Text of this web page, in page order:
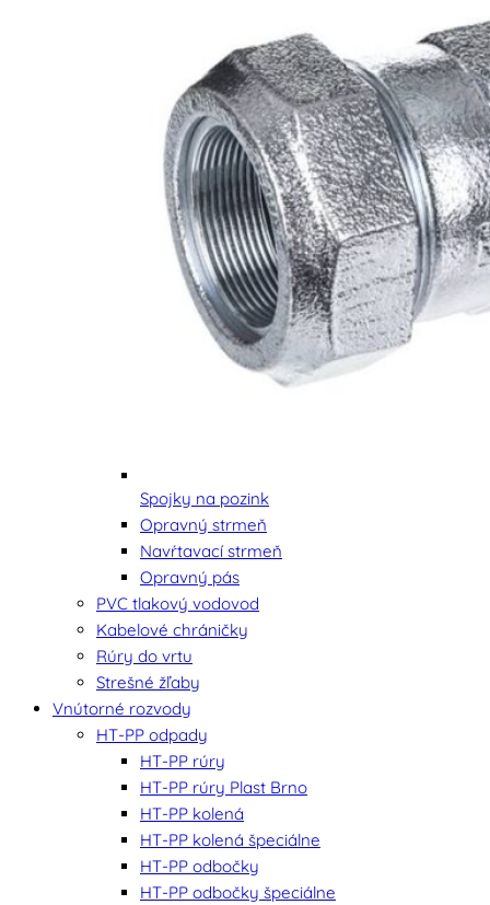
Spojky na pozink
Opravný strmeň
Navŕtavací strmeň
Opravný pás
PVC tlakový vodovod
Kabelové chráničky
Rúry do vrtu
Strešné žľaby
Vnútorné rozvody
HT-PP odpady
HT-PP rúry
HT-PP rúry Plast Brno
HT-PP kolená
HT-PP kolená špeciálne
HT-PP odbočky
HT-PP odbočky špeciálne